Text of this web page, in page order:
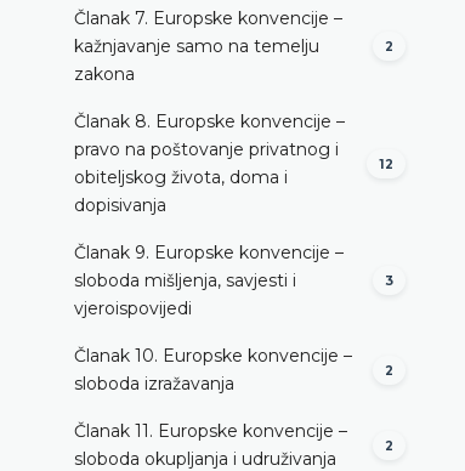
Članak 7. Europske konvencije –
kažnjavanje samo na temelju
zakona
2
Članak 8. Europske konvencije –
pravo na poštovanje privatnog i
obiteljskog života, doma i
dopisivanja
12
Članak 9. Europske konvencije –
sloboda mišljenja, savjesti i
vjeroispovijedi
3
Članak 10. Europske konvencije –
sloboda izražavanja
2
Članak 11. Europske konvencije –
sloboda okupljanja i udruživanja
2